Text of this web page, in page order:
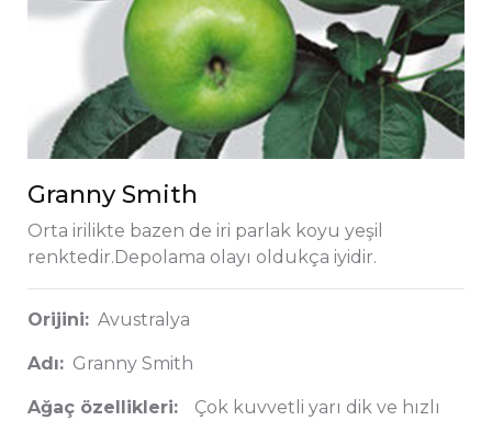
Granny Smith
Orta irilikte bazen de iri parlak koyu yeşil
renktedir.Depolama olayı oldukça iyidir.
Orijini: Avustralya
Adı: Granny Smith
Ağaç özellikleri:
Çok kuvvetli yarı dik ve hızlı